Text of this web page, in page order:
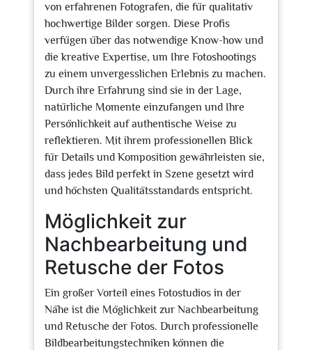
von erfahrenen Fotografen, die für qualitativ
hochwertige Bilder sorgen. Diese Profis
verfügen über das notwendige Know-how und
die kreative Expertise, um Ihre Fotoshootings
zu einem unvergesslichen Erlebnis zu machen.
Durch ihre Erfahrung sind sie in der Lage,
natürliche Momente einzufangen und Ihre
Persönlichkeit auf authentische Weise zu
reflektieren. Mit ihrem professionellen Blick
für Details und Komposition gewährleisten sie,
dass jedes Bild perfekt in Szene gesetzt wird
und höchsten Qualitätsstandards entspricht.
Möglichkeit zur
Nachbearbeitung und
Retusche der Fotos
Ein großer Vorteil eines Fotostudios in der
Nähe ist die Möglichkeit zur Nachbearbeitung
und Retusche der Fotos. Durch professionelle
Bildbearbeitungstechniken können die